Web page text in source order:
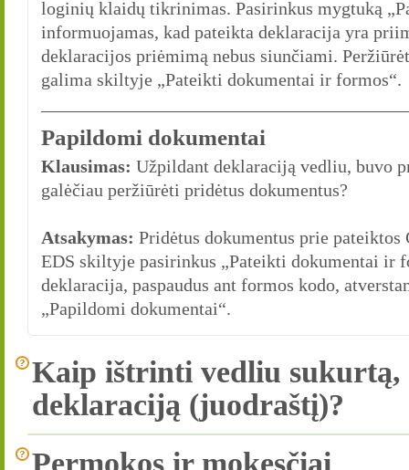
loginių klaidų tikrinimas. Pasirinkus mygtuką
informuojamas, kad pateikta deklaracija yra
deklaracijos priėmimą nebus siunčiami.
galima skiltyje „Pateikti dokumentai ir formos“.
Papildomi dokumentai
Klausimas: Užpildant deklaraciją vedliu, buvo
galėčiau peržiūrėti pridėtus dokumentus?
Atsakymas: Pridėtus dokumentus prie
EDS skiltyje pasirinkus „Pateikti dokumentai ir
deklaracija, paspaudus ant formos kodo,
„Papildomi dokumentai“.
Kaip ištrinti vedliu sukurtą,
deklaraciją (juodraštį)?
Permokos ir mokesčiai